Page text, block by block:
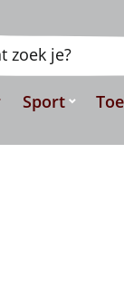
Sport